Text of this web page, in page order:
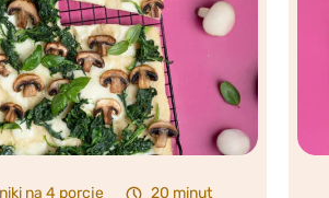
na 4 porcje 20 minut